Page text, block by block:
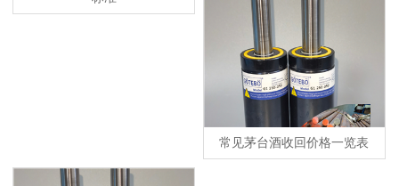
常见茅台酒收回价格一览表